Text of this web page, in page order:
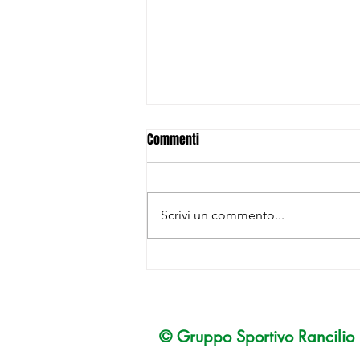
Commenti
Scrivi un commento...
© Gruppo Sportivo Rancilio